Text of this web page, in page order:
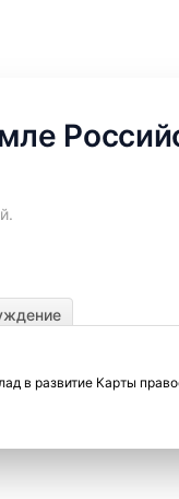
в развитие Карты